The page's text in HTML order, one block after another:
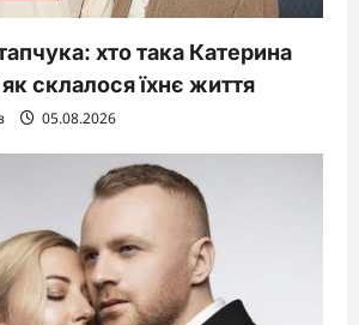
хто така Катерина
склалося їхнє життя
05.08.2026